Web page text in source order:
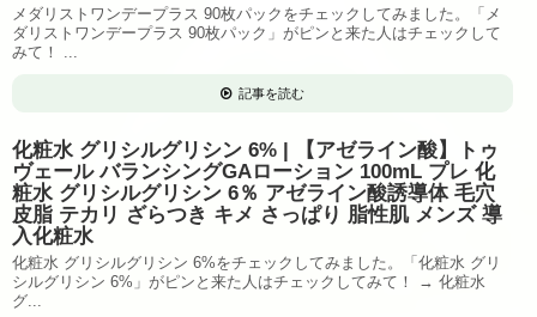
メダリストワンデープラス 90枚パックをチェックしてみました。「メ
ダリストワンデープラス 90枚パック」がピンと来た人はチェックして
みて！ ...
記事を読む
化粧水 グリシルグリシン 6% | 【アゼライン酸】トゥ
ヴェール バランシングGAローション 100mL プレ 化
粧水 グリシルグリシン 6％ アゼライン酸誘導体 毛穴
皮脂 テカリ ざらつき キメ さっぱり 脂性肌 メンズ 導
入化粧水
化粧水 グリシルグリシン 6%をチェックしてみました。「化粧水 グリ
シルグリシン 6%」がピンと来た人はチェックしてみて！ → 化粧水
グ...